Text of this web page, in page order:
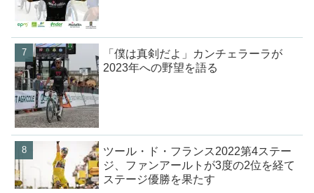
「僕は真剣だよ」カンチェラーラが
2023年への野望を語る
ツール・ド・フランス2022第4ステー
ジ、ファンアールトが3度の2位を経て
ステージ優勝を果たす